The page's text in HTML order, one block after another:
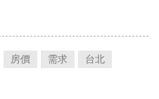
房價 需求
台北